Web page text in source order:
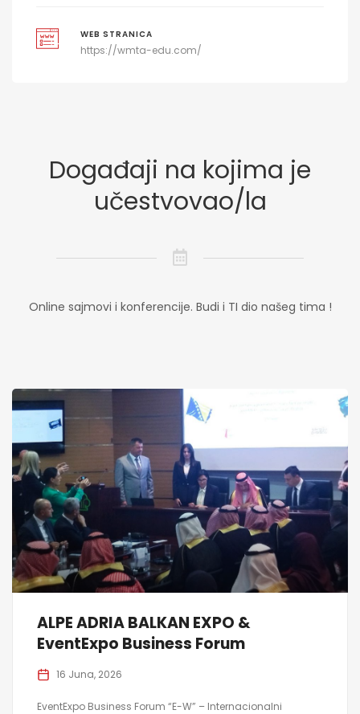
WEB STRANICA
https://wmta-edu.com/
Događaji na kojima je
učestvovao/la
Online sajmovi i konferencije. Budi i TI dio našeg tima !
ALPE ADRIA BALKAN EXPO &
EventExpo Business Forum
16 Juna, 2026
EventExpo Business Forum “E-W” – Internacionalni